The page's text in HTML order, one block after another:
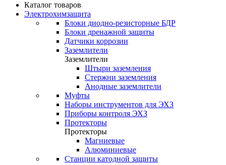
Каталог товаров
Электрохимзащита
Блоки диодно-резисторные БДР
Блоки дренажной защиты
Датчики коррозии
Заземлители
Заземлители
Штыри заземления
Стержни заземления
Анодные заземлители
Муфты
Наборы инструментов для ЭХЗ
Приборы контроля ЭХЗ
Протекторы
Протекторы
Магниевые
Алюминиевые
Станции катодной защиты